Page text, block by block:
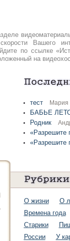
Вашего
по ссылке
на
тест Мария
БАБЬЕ
Родник
«Разрешите
«Разрешите
О жизни О
Времена года
Старики
России
У